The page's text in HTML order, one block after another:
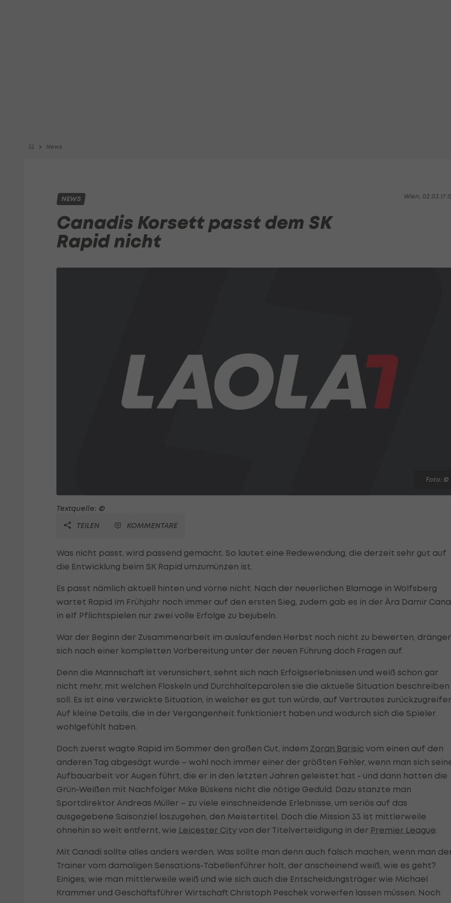
News
Wien, 02.03.17
NEWS
Canadis Korsett passt dem SK
Rapid nicht
Foto: ©
Textquelle: ©
TEILEN
KOMMENTARE
Was nicht passt, wird passend gemacht. So lautet eine Redewendung, die derzeit sehr gut auf
die Entwicklung beim SK Rapid umzumünzen ist.
Es passt nämlich aktuell hinten und vorne nicht. Nach der neuerlichen Blamage in Wolfsberg
wartet Rapid im Frühjahr noch immer auf den ersten Sieg, zudem gab es in der Ära Damir
in elf Pflichtspielen nur zwei volle Erfolge zu bejubeln.
War der Beginn der Zusammenarbeit im auslaufenden Herbst noch nicht zu bewerten,
sich nach einer kompletten Vorbereitung unter der neuen Führung doch Fragen auf.
Denn die Mannschaft ist verunsichert, sehnt sich nach Erfolgserlebnissen und weiß schon gar
nicht mehr, mit welchen Floskeln und Durchhalteparolen sie die aktuelle Situation beschreiben
soll. Es ist eine verzwickte Situation, in welcher es gut tun würde, auf Vertrautes
Auf kleine Details, die in der Vergangenheit funktioniert haben und wodurch sich die Spieler
wohlgefühlt haben.
Doch zuerst wagte Rapid im Sommer den großen Cut, indem Zoran Barisic vom einen auf den
anderen Tag abgesägt wurde – wohl noch immer einer der größten Fehler, wenn man sich
Aufbauarbeit vor Augen führt, die er in den letzten Jahren geleistet hat - und dann hatten die
Grün-Weißen mit Nachfolger Mike Büskens nicht die nötige Geduld. Dazu stanzte man
Sportdirektor Andreas Müller – zu viele einschneidende Erlebnisse, um seriös auf das
ausgegebene Saisonziel loszugehen, den Meistertitel. Doch die Mission 33 ist mittlerweile
ohnehin so weit entfernt, wie Leicester City von der Titelverteidigung in der Premier League.
Mit Canadi sollte alles anders werden. Was sollte man denn auch falsch machen, wenn man
Trainer vom damaligen Sensations-Tabellenführer holt, der anscheinend weiß, wie es geht?
Einiges, wie man mittlerweile weiß und wie sich auch die Entscheidungsträger wie Michael
Krammer und Geschäftsführer Wirtschaft Christoph Peschek vorwerfen lassen müssen. Noch